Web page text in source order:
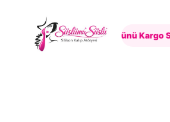
content
Alışveriş • 7 İş Günü Kargo Süresi •